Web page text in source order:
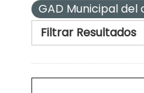
GAD Municipal
Filtrar Resultados